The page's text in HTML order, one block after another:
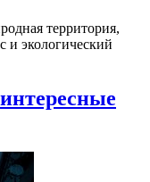
территория,
и экологический
интересные